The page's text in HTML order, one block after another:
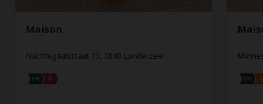
Maison
Nachtegaalstraat 13, 1840 Londerzeel